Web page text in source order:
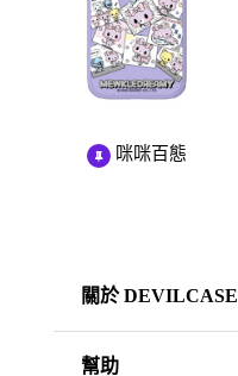
咪咪百態
關於 DEVILCASE
幫助